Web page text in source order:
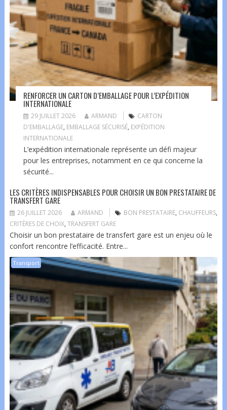
RENFORCER UN CARTON D’EMBALLAGE POUR L’EXPÉDITION
INTERNATIONALE
29 JUILLET 2026 ARMAND
CARTON
D'EMBALLAGE, EMBALLAGE SÉCURISÉ, EXPÉDITION
INTERNATIONALE
L’expédition internationale représente un défi majeur
pour les entreprises, notamment en ce qui concerne la
sécurité...
LES CRITÈRES INDISPENSABLES POUR CHOISIR UN BON PRESTATAIRE DE
TRANSFERT GARE
26 JUILLET 2026 ARMAND BON PRESTATAIRE, CHAUFFEURS,
CRITÈRES DE CHOIX, TRANSFERT GARE
Choisir un bon prestataire de transfert gare est un enjeu où le
confort rencontre l’efficacité. Entre...
Transport